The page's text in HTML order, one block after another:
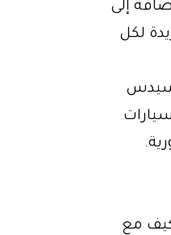
إلى
لكل
ليموزين مرسيدس
مع